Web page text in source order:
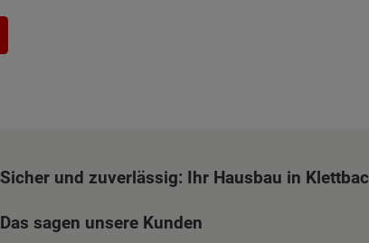
Sicher und zuverlässig: Ihr Hausbau in
Das sagen unsere Kunden